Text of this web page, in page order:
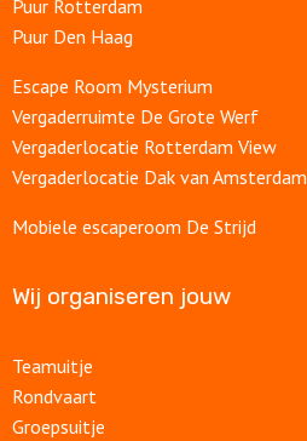
Puur Rotterdam
Puur Den Haag
Escape Room Mysterium
Vergaderruimte De Grote Werf
Vergaderlocatie Rotterdam View
Vergaderlocatie Dak van Amsterdam
Mobiele escaperoom De Strijd
Wij organiseren jouw
Teamuitje
Rondvaart
Groepsuitje